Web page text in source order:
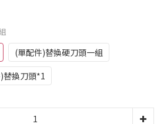
(單配件)替換硬刀頭一組
替換刀頭*1